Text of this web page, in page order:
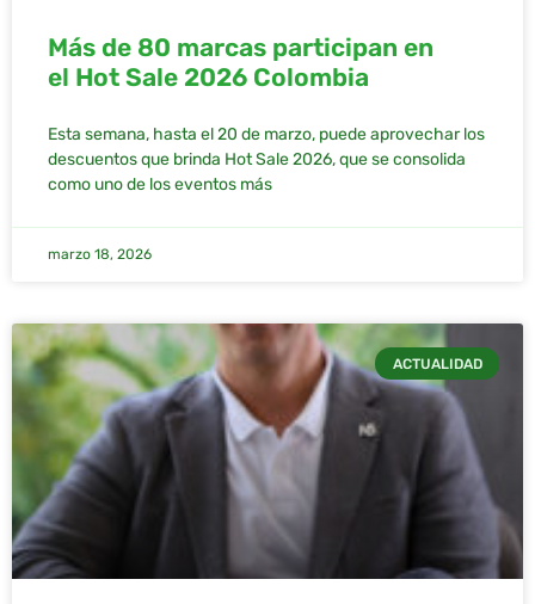
Más de 80 marcas participan en
el Hot Sale 2026 Colombia
Esta semana, hasta el 20 de marzo, puede aprovechar los
descuentos que brinda Hot Sale 2026, que se consolida
como uno de los eventos más
marzo 18, 2026
ACTUALIDAD